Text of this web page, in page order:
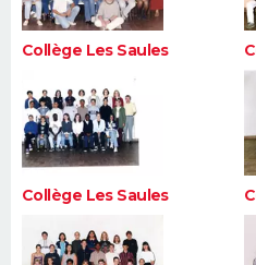
Collège Les Saules
Collège Les Saules